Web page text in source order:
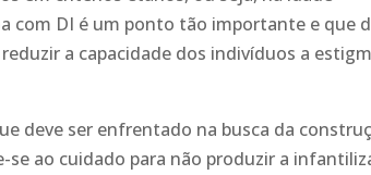
com DI é um ponto tão importante e que
a capacidade dos indivíduos a
deve ser enfrentado na busca da
ao cuidado para não produzir a